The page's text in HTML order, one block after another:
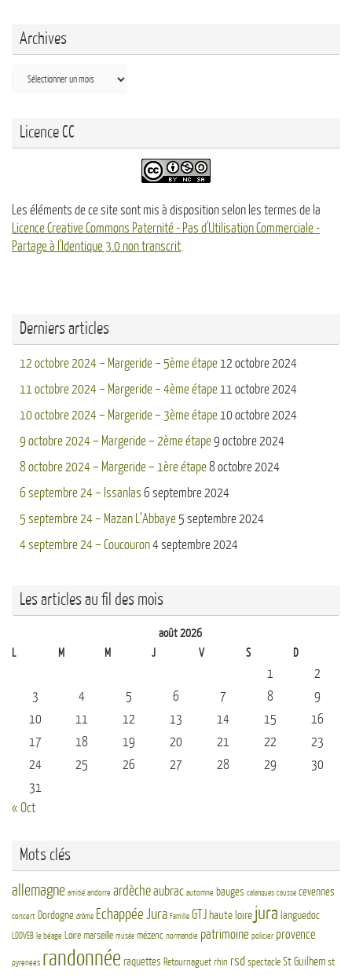
Archives
Archives
Licence CC
Les éléments de ce site sont mis à disposition selon les termes de la
Licence Creative Commons Paternité - Pas d'Utilisation Commerciale -
Partage à l'Identique 3.0 non transcrit.
Derniers articles
12 octobre 2024 – Margeride – 5ème étape12 octobre 2024
11 octobre 2024 – Margeride – 4ème étape11 octobre 2024
10 octobre 2024 – Margeride – 3ème étape10 octobre 2024
9 octobre 2024 – Margeride – 2ème étape9 octobre 2024
8 octobre 2024 – Margeride – 1ère étape8 octobre 2024
6 septembre 24 – Issanlas 6 septembre 2024
5 septembre 24 – Mazan L’Abbaye 5 septembre 2024
4 septembre 24 – Coucouron4 septembre 2024
Les articles au fil des mois
août 2026
L
M M J V S D
1
2
3
4 5 6 7 8
9
10
11 12 13 14 15
16
17
18 19 20 21 22
23
24
25 26 27 28 29
30
31
« Oct
Mots clés
allemagne amitié andorre ardècheaubrac automne bauges calanques causse cevennes
concert Dordogne drôme Echappée Jura Famille GTJhaute loire jura languedoc
LDDVEB le béage Loire marseille musée mézenc normandie patrimoine policier provence
pyrenees randonnée raquettes Retournaguet rhin rsd spectacle St Guilhem st